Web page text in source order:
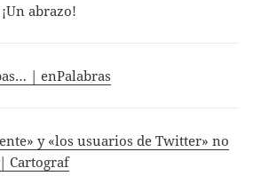
abrazo!
| enPalabras
y «los usuarios de Twitter» no
Cartograf